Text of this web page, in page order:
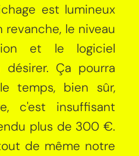
est lumineux
le niveau
et le logiciel
Ça pourra
temps, bien sûr,
c'est insuffisant
plus de 300 €.
de même notre